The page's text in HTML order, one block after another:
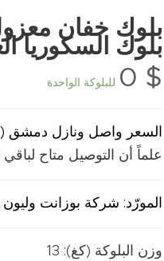
بلوك السكوريا
0 $ للبلوكة الواحدة
السعر واصل ونازل دمشق
علماً أن التوصيل متاح
المورّد: شركة بوزانت وليون
وزن البلوكة (كغ): 13